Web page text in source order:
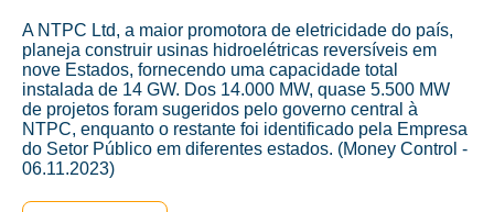
A NTPC Ltd, a maior promotora de eletricidade do país,
planeja construir usinas hidroelétricas reversíveis em
nove Estados, fornecendo uma capacidade total
instalada de 14 GW. Dos 14.000 MW, quase 5.500 MW
de projetos foram sugeridos pelo governo central à
NTPC, enquanto o restante foi identificado pela Empresa
do Setor Público em diferentes estados. (Money Control -
06.11.2023)